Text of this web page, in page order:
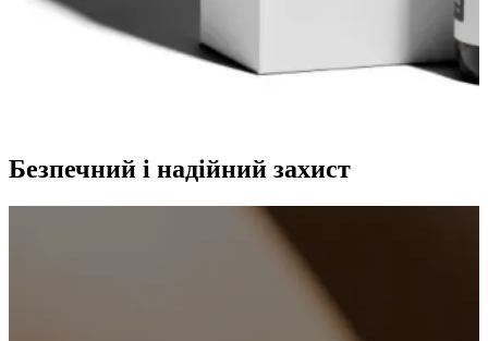
Безпечний і надійний захист